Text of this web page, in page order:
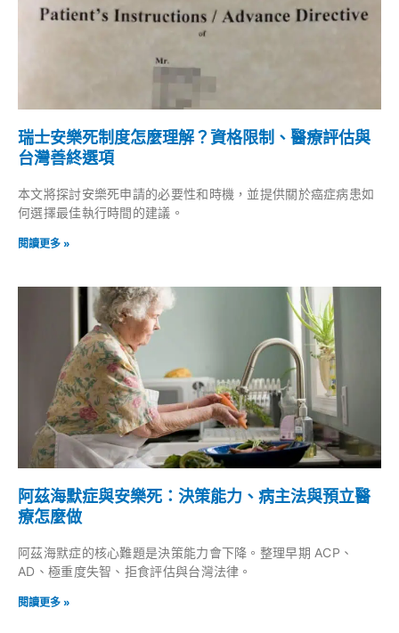
瑞士安樂死制度怎麼理解？資格限制、醫療評估與
台灣善終選項
本文將探討安樂死申請的必要性和時機，並提供關於癌症病患如
何選擇最佳執行時間的建議。
閱讀更多 »
阿茲海默症與安樂死：決策能力、病主法與預立醫
療怎麼做
阿茲海默症的核心難題是決策能力會下降。整理早期 ACP、
AD、極重度失智、拒食評估與台灣法律。
閱讀更多 »